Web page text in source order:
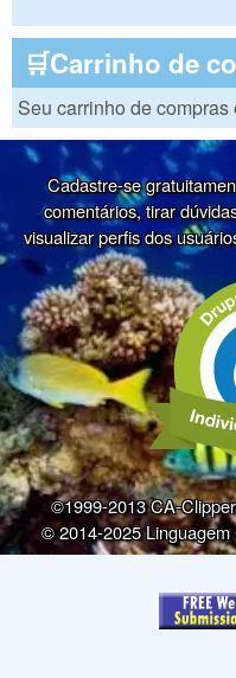
🛒Carrinho de
Seu carrinho de compras
Cadastre-se
comentários, tirar
visualizar perfis dos
©1999-2013 CA-
© 2014-2025 Linguagem